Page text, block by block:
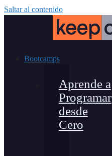
Saltar al contenido
Bootcamps
Aprende a
Programar
desde
Cero